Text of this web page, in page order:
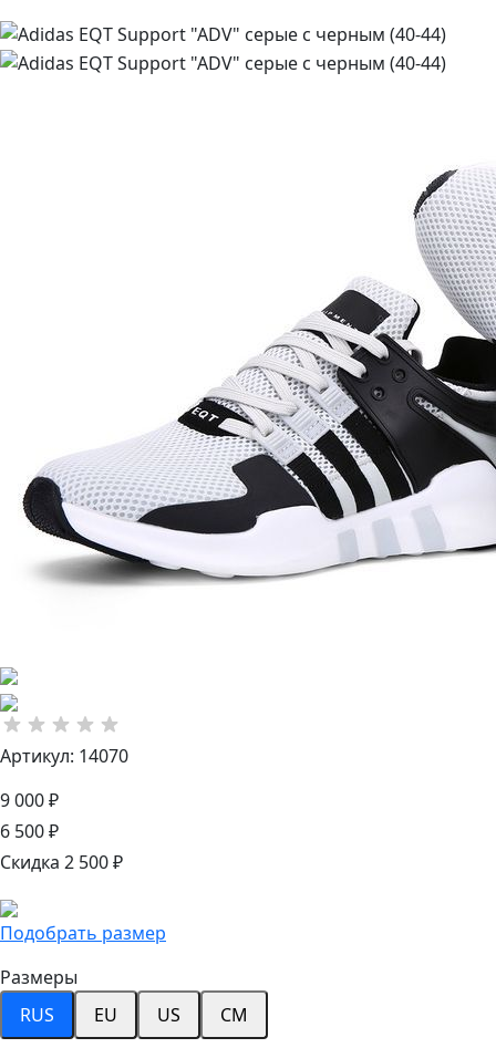
Артикул: 14070
9 000 ₽
6 500 ₽
Скидка 2 500 ₽
Подобрать размер
Размеры
RUS
EU US CM